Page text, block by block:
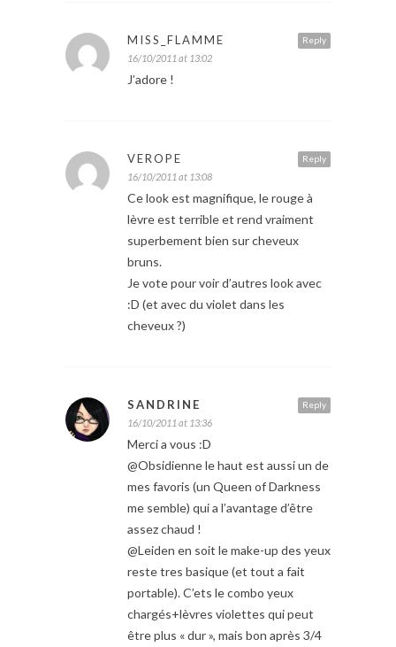
Reply
MISS_FLAMME
16/10/2011 at 13:02
J’adore !
Reply
VEROPE
16/10/2011 at 13:08
Ce look est magnifique, le rouge à
lèvre est terrible et rend vraiment
superbement bien sur cheveux
bruns.
Je vote pour voir d’autres look avec
:D (et avec du violet dans les
cheveux ?)
Reply
SANDRINE
16/10/2011 at 13:36
Merci a vous :D
@Obsidienne le haut est aussi un de
mes favoris (un Queen of Darkness
me semble) qui a l’avantage d’être
assez chaud !
@Leiden en soit le make-up des yeux
reste tres basique (et tout a fait
portable). C’ets le combo yeux
chargés+lèvres violettes qui peut
être plus « dur », mais bon après 3/4